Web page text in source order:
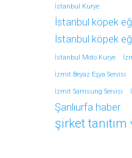
İstanbul Kurye
İstanbul köpek
İstanbul köpek
İstanbul Moto Kurye
İzmit Beyaz Eşya Servisi
İzmit Samsung Servisi
Şanlıurfa haber
şirket